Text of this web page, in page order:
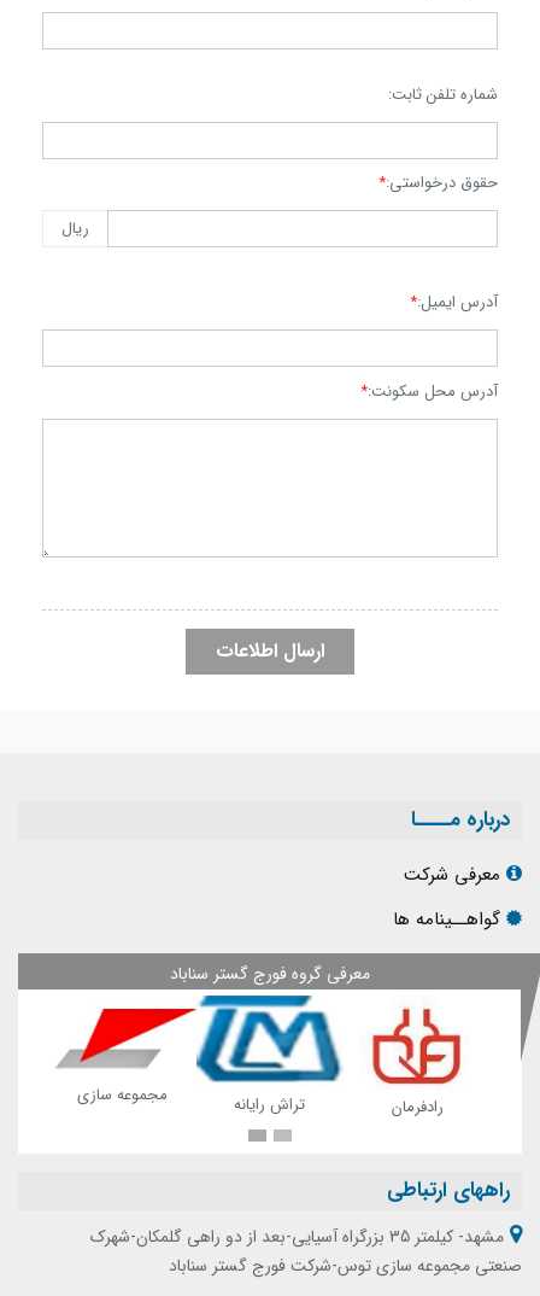
شماره تلفن ثابت:
حقوق درخواستی:*
ریال
آدرس ایمیل:*
آدرس محل سکونت:*
درباره مــــا
معرفی شرکت
گواهــینامه ها
معرفی گروه فورج گستر سناباد
تراش رایانه رادفرمان رادتوس
راههای ارتباطی
مشهد- کیلمتر 35 بزرگراه آسیایی-بعد از دو راهی گلمکان-شهرک
صنعتی مجموعه سازی توس-شرکت فورج گستر سناباد